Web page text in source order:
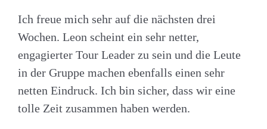
Ich freue mich sehr auf die nächsten drei
Wochen. Leon scheint ein sehr netter,
engagierter Tour Leader zu sein und die Leute
in der Gruppe machen ebenfalls einen sehr
netten Eindruck. Ich bin sicher, dass wir eine
tolle Zeit zusammen haben werden.